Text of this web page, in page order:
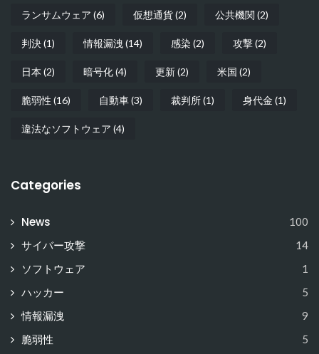
ランサムウェア (6) 仮想通貨(2) 公共機関 (2)
判決(1) 情報漏洩 (14) 感染 (2) 攻撃(2)
日本 (2) 暗号化(4) 更新(2) 米国 (2)
脆弱性 (16) 自動車(3) 裁判所(1) 身代金 (1)
違法なソフトウェア (4)
Categories
News 100
サイバー攻撃 14
ソフトウェア 1
ハッカー 5
情報漏洩 9
脆弱性 5